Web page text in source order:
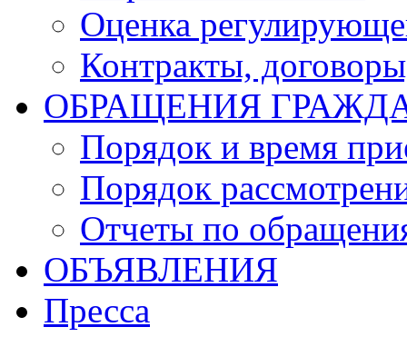
Оценка
Контракты,
ОБРАЩЕНИЯ
Порядок и время
Порядок
Отчеты по
ОБЪЯВЛЕНИЯ
Пресса